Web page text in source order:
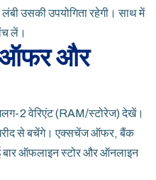
उसकी उपयोगिता रहेगी। साथ में
लें।
ऑफर और
2 वेरिएंट (RAM/स्टोरेज) देखें।
से बचेंगे। एक्सचेंज ऑफर, बैंक
ऑफलाइन स्टोर और ऑनलाइन